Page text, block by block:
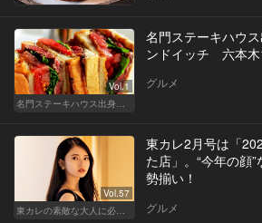
Vol.1
名門ステーキハウ
ンドイッチ 六本木
グルメ
Vol.57
東カレ2月号は「
た店」。“今年の顔
勢揃い！
グルメ